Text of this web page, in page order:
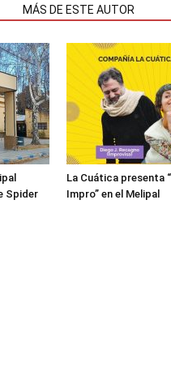
MÁS DE ESTE AUTOR
Spider
La Cuática presenta
Impro” en el Melipal